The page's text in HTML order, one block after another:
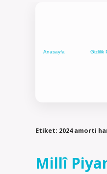
Anasayfa Gizlilik
Etiket: 2024 amorti
Millî